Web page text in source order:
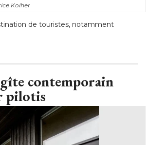
Kolher
de touristes, notamment
contemporain
pilotis